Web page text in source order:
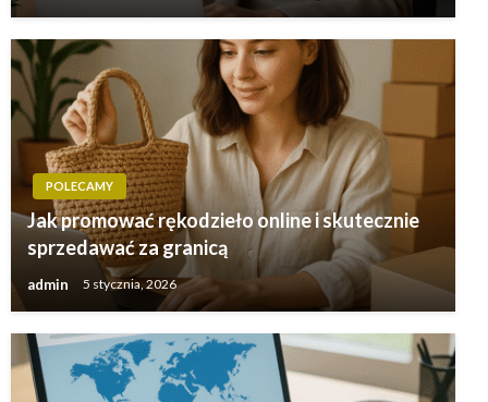
POLECAMY
Jak promować rękodzieło online i skutecznie
sprzedawać za granicą
admin 5 stycznia, 2026